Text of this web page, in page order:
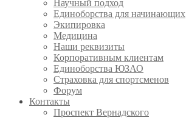
Научный подход
Единоборства для начинающих
Экипировка
Медицина
Наши реквизиты
Корпоративным клиентам
Единоборства ЮЗАО
Страховка для спортсменов
Форум
Контакты
Проспект Вернадского